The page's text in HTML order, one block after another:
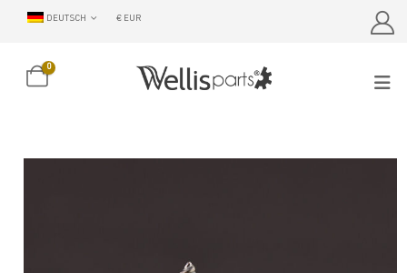
DEUTSCH € EUR
0